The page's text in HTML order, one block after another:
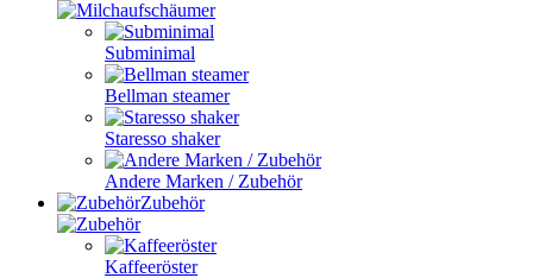
Subminimal
Bellman steamer
Staresso shaker
Andere Marken / Zubehör
Zubehör
Kaffeeröster